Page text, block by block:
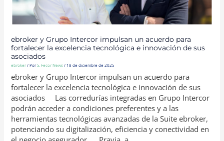
ebroker y Grupo Intercor impulsan un acuerdo para
fortalecer la excelencia tecnológica e innovación de sus
asociados
ebroker/ PorS. Fecor News/ 18 de diciembre de 2025
ebroker y Grupo Intercor impulsan un acuerdo para
fortalecer la excelencia tecnológica e innovación de sus
asociados Las corredurías integradas en Grupo Intercor
podrán acceder a condiciones preferentes y a las
herramientas tecnológicas avanzadas de la Suite ebroker,
potenciando su digitalización, eficiencia y conectividad en
INNOVACIÓN
DE
SUS
ASOCIADOS